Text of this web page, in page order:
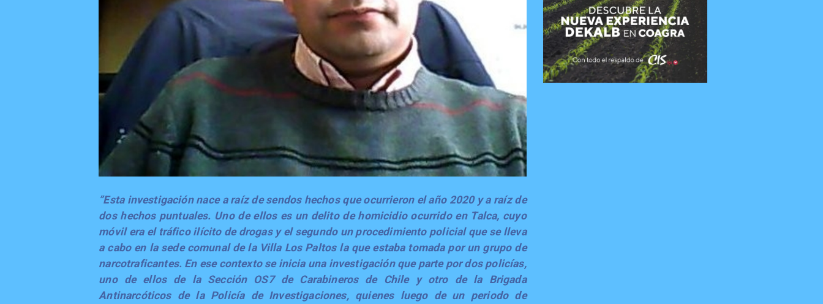
”Esta investigación nace a raíz de sendos hechos que ocurrieron el año 2020 y a raíz de
dos hechos puntuales. Uno de ellos es un delito de homicidio ocurrido en Talca, cuyo
móvil era el tráfico ilícito de drogas y el segundo un procedimiento policial que se lleva
a cabo en la sede comunal de la Villa Los Paltos la que estaba tomada por un grupo de
narcotraficantes. En ese contexto se inicia una investigación que parte por dos policías,
uno de ellos de la Sección OS7 de Carabineros de Chile y otro de la Brigada
Antinarcóticos de la Policía de Investigaciones, quienes luego de un periodo de